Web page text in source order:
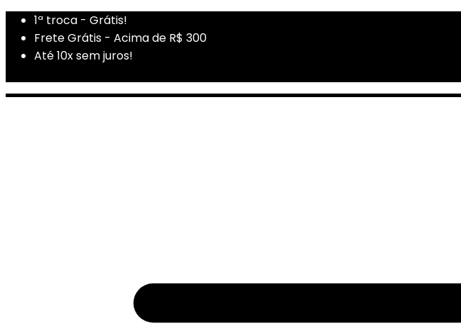
1ª troca - Grátis!
Frete Grátis - Acima de R$ 300
Até 10x sem juros!